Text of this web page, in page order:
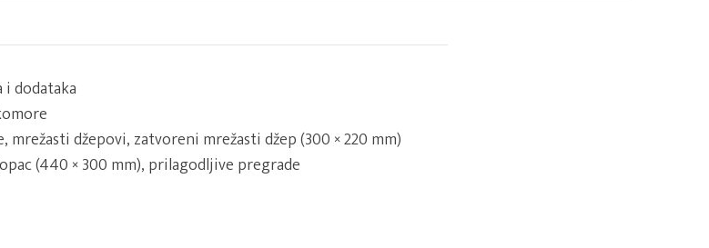
dodataka
mrežasti džepovi, zatvoreni mrežasti džep (300 × 220 mm)
(440 × 300 mm), prilagodljive pregrade